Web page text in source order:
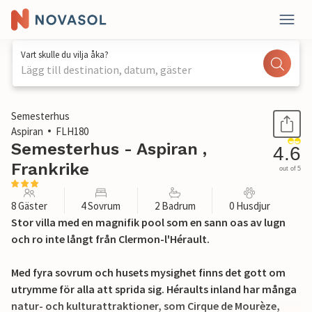
Vart skulle du vilja åka?
Lägg till destination, datum, gäster
1 / 27
Semesterhus
Aspiran
FLH180
Semesterhus - Aspiran ,
Frankrike
4.6
out of 5
8 Gäster 4 Sovrum 2 Badrum 0 Husdjur
Stor villa med en magnifik pool som en sann oas av lugn
och ro inte långt från Clermon-l'Hérault.
Med fyra sovrum och husets mysighet finns det gott om
utrymme för alla att sprida sig. Héraults inland har många
natur- och kulturattraktioner, som Cirque de Mourèze,